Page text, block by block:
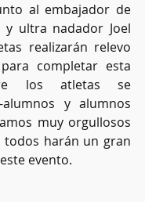
al embajador de
y ultra nadador Joel
realizarán relevo
completar esta
los atletas se
alumnos y alumnos
muy orgullosos
todos harán un gran
evento.